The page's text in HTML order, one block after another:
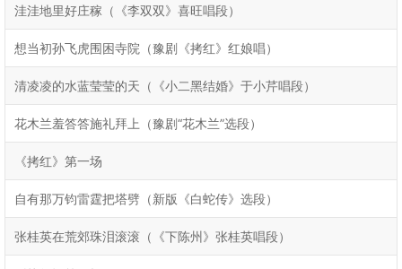
洼洼地里好庄稼（《李双双》喜旺唱段）
想当初孙飞虎围困寺院（豫剧《拷红》红娘唱）
清凌凌的水蓝莹莹的天（《小二黑结婚》于小芹唱段）
花木兰羞答答施礼拜上（豫剧“花木兰”选段）
《拷红》第一场
自有那万钧雷霆把塔劈（新版《白蛇传》选段）
张桂英在荒郊珠泪滚滚（《下陈州》张桂英唱段）